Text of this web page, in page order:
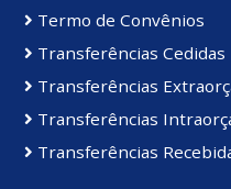
Termo de Convênios
Transferências Cedidas
Transferências
Transferências
Transferências